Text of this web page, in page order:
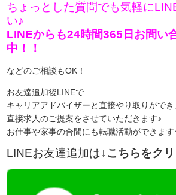
ちょっとした質問でも気軽に
い♪
LINEからも24時間365日お問い
中！！
などのご相談もOK！
お友達追加後LINEで
キャリアアドバイザーと直接やり取りができ
直接求人のご提案をさせていただきます♪
お仕事や家事の合間にも転職活動ができま
LINEお友達追加は↓こちらをク